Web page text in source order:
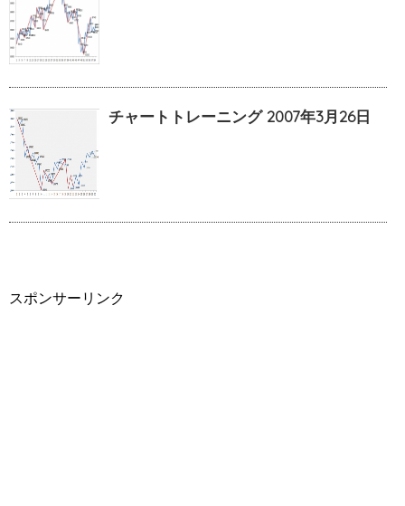
チャートトレーニング 2007年3月26日
スポンサーリンク